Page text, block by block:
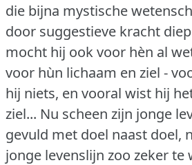
die bijna mystische
door suggestieve kracht
mocht hij ook voor hèn al
voor hùn lichaam en ziel -
hij niets, en vooral wist hij
ziel... Nu scheen zijn jonge
gevuld met doel naast doel,
jonge levenslijn zoo zeker te